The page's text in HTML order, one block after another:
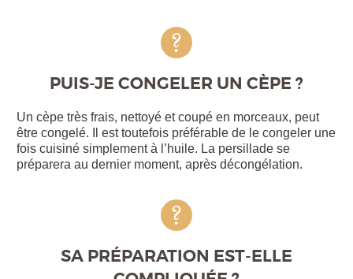
PUIS-JE CONGELER UN CÈPE ?
Un cèpe très frais, nettoyé et coupé en morceaux, peut
être congelé. Il est toutefois préférable de le congeler une
fois cuisiné simplement à l’huile. La persillade se
préparera au dernier moment, après décongélation.
SA PRÉPARATION EST-ELLE